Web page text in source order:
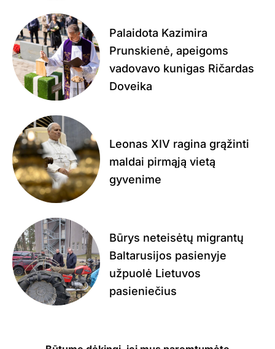
Palaidota Kazimira
Prunskienė, apeigoms
vadovavo kunigas Ričardas
Doveika
Leonas XIV ragina grąžinti
maldai pirmąją vietą
gyvenime
Būrys neteisėtų migrantų
Baltarusijos pasienyje
užpuolė Lietuvos
pasieniečius